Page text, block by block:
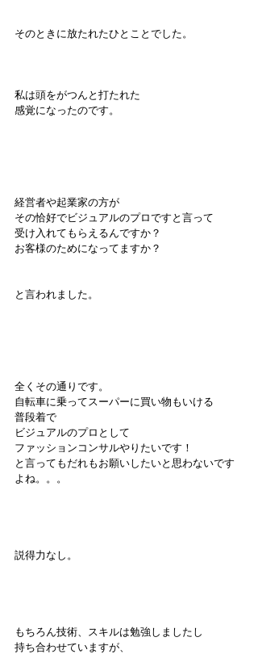
そのときに放たれたひとことでした。
私は頭をがつんと打たれた
感覚になったのです。
経営者や起業家の方が
その恰好でビジュアルのプロですと言って
受け入れてもらえるんですか？
お客様のためになってますか？
と言われました。
全くその通りです。
自転車に乗ってスーパーに買い物もいける
普段着で
ビジュアルのプロとして
ファッションコンサルやりたいです！
と言ってもだれもお願いしたいと思わないです
よね。。。
説得力なし。
もちろん技術、スキルは勉強しましたし
持ち合わせていますが、